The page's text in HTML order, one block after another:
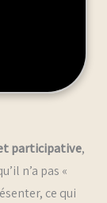
participative,
n’a pas «
ce qui